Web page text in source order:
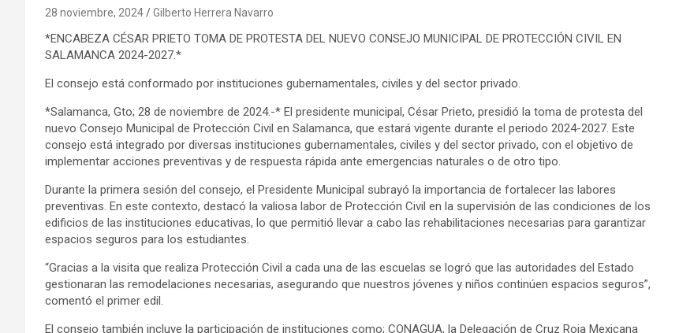
28 noviembre, 2024 Gilberto Herrera Navarro
*ENCABEZA CÉSAR PRIETO TOMA DE PROTESTA DEL NUEVO CONSEJO MUNICIPAL DE PROTECCIÓN CIVIL EN
SALAMANCA 2024-2027.*
El consejo está conformado por instituciones gubernamentales, civiles y del sector privado.
*Salamanca, Gto; 28 de noviembre de 2024.-* El presidente municipal, César Prieto, presidió la toma de protesta del
nuevo Consejo Municipal de Protección Civil en Salamanca, que estará vigente durante el periodo 2024-2027. Este
consejo está integrado por diversas instituciones gubernamentales, civiles y del sector privado, con el objetivo de
implementar acciones preventivas y de respuesta rápida ante emergencias naturales o de otro tipo.
Durante la primera sesión del consejo, el Presidente Municipal subrayó la importancia de fortalecer las labores
preventivas. En este contexto, destacó la valiosa labor de Protección Civil en la supervisión de las condiciones de los
edificios de las instituciones educativas, lo que permitió llevar a cabo las rehabilitaciones necesarias para garantizar
espacios seguros para los estudiantes.
“Gracias a la visita que realiza Protección Civil a cada una de las escuelas se logró que las autoridades del Estado
gestionaran las remodelaciones necesarias, asegurando que nuestros jóvenes y niños continúen espacios seguros”,
comentó el primer edil.
El consejo también incluye la participación de instituciones como; CONAGUA, la Delegación de Cruz Roja Mexicana